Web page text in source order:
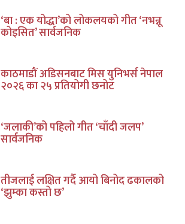
‘बा : एक योद्धा’को लोकलयको गीत ‘नभन्नू
कोइसित’ सार्वजनिक
काठमाडौं अडिसनबाट मिस युनिभर्स नेपाल
२०२६ का २५ प्रतियोगी छनोट
‘जलाकी’को पहिलो गीत ‘चाँदी जलप’
सार्वजनिक
तीजलाई लक्षित गर्दै आयो बिनोद ढकालको
‘झुम्का कस्तो छ’